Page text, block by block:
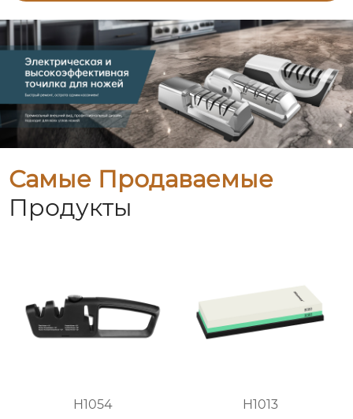
Самые Продаваемые
Продукты
H1054 H1013